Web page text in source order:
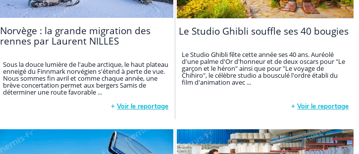
Norvège : la grande migration des
rennes par Laurent NILLES
Sous la douce lumière de l'aube arctique, le haut plateau
enneigé du Finnmark norvégien s'étend à perte de vue.
Nous sommes fin avril et comme chaque année, une
brève concertation permet aux bergers Samis de
déterminer une route favorable ...
+Voir le reportage
Le Studio Ghibli souffle ses 40 bougies
Le Studio Ghibli fête cette année ses 40 ans. Auréolé
d'une palme d'Or d'honneur et de deux oscars pour "Le
garçon et le héron" ainsi que pour "Le voyage de
Chihiro", le célèbre studio a bousculé l'ordre établi du
film d'animation avec ...
+ Voir le reportage